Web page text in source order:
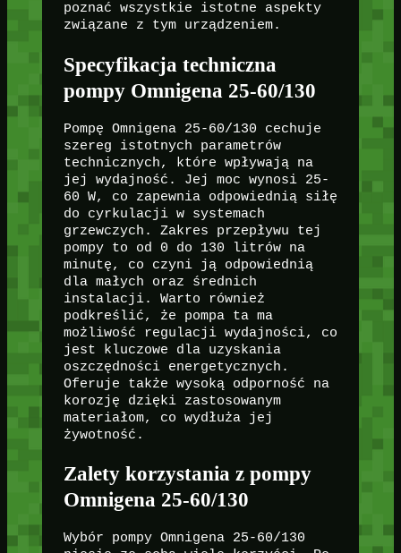
poznać wszystkie istotne aspekty
związane z tym urządzeniem.
Specyfikacja techniczna
pompy Omnigena 25-60/130
Pompę Omnigena 25-60/130 cechuje
szereg istotnych parametrów
technicznych, które wpływają na
jej wydajność. Jej moc wynosi 25-
60 W, co zapewnia odpowiednią siłę
do cyrkulacji w systemach
grzewczych. Zakres przepływu tej
pompy to od 0 do 130 litrów na
minutę, co czyni ją odpowiednią
dla małych oraz średnich
instalacji. Warto również
podkreślić, że pompa ta ma
możliwość regulacji wydajności, co
jest kluczowe dla uzyskania
oszczędności energetycznych.
Oferuje także wysoką odporność na
korozję dzięki zastosowanym
materiałom, co wydłuża jej
żywotność.
Zalety korzystania z pompy
Omnigena 25-60/130
Wybór pompy Omnigena 25-60/130